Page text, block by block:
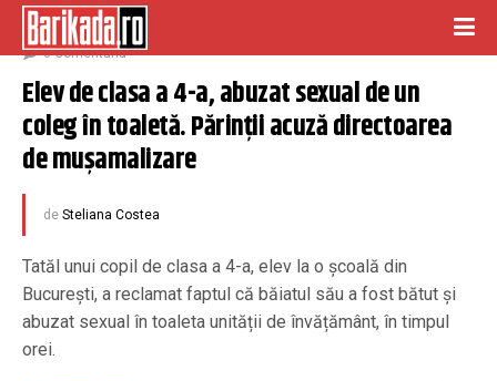
noiembrie 17, 2022
0 Comentariu
Elev de clasa a 4-a, abuzat sexual de un
coleg în toaletă. Părinții acuză directoarea
de mușamalizare
de Steliana Costea
Tatăl unui copil de clasa a 4-a, elev la o școală din
București, a reclamat faptul că băiatul său a fost bătut și
abuzat sexual în toaleta unității de învățământ, în timpul
orei.